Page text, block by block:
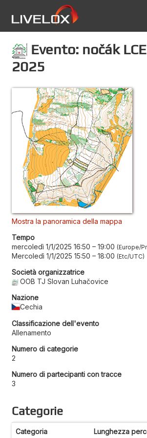
Evento: nočák
2025
Mostra la panoramica della mappa
Tempo
mercoledì 1/1/2025 16:50 – 19:00 Europe/
Mercoledì 1/1/2025 15:50 – 18:00 Etc/UTC
Società organizzatrice
OOB TJ Slovan Luhačovice
Nazione
Cechia
Classificazione dell'evento
Allenamento
Numero di categorie
2
Numero di partecipanti con tracce
3
Categorie
Categoria Lunghezza